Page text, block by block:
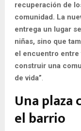
recuperación de
comunidad. La
entrega un lugar
niñas, sino que
el encuentro entre
construir una
de vida”.
Una plaza
el barrio